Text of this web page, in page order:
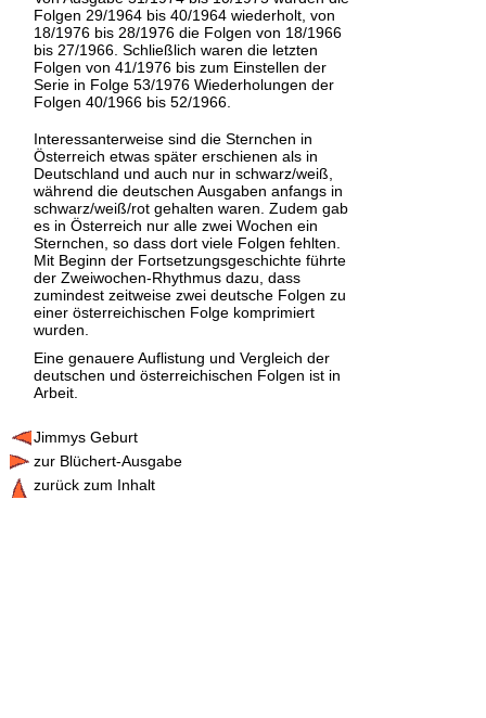
Folgen 29/1964 bis 40/1964 wiederholt, von
18/1976 bis 28/1976 die Folgen von 18/1966
bis 27/1966. Schließlich waren die letzten
Folgen von 41/1976 bis zum Einstellen der
Serie in Folge 53/1976 Wiederholungen der
Folgen 40/1966 bis 52/1966.
Interessanterweise sind die Sternchen in
Österreich etwas später erschienen als in
Deutschland und auch nur in schwarz/weiß,
während die deutschen Ausgaben anfangs in
schwarz/weiß/rot gehalten waren. Zudem gab
es in Österreich nur alle zwei Wochen ein
Sternchen, so dass dort viele Folgen fehlten.
Mit Beginn der Fortsetzungsgeschichte führte
der Zweiwochen-Rhythmus dazu, dass
zumindest zeitweise zwei deutsche Folgen zu
einer österreichischen Folge komprimiert
wurden.
Eine genauere Auflistung und Vergleich der
deutschen und österreichischen Folgen ist in
Arbeit.
Jimmys Geburt
zur Blüchert-Ausgabe
zurück zum Inhalt